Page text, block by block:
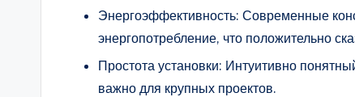
Энергоэффективность: Современные
энергопотребление, что положительно
Простота установки: Интуитивно
важно для крупных проектов.